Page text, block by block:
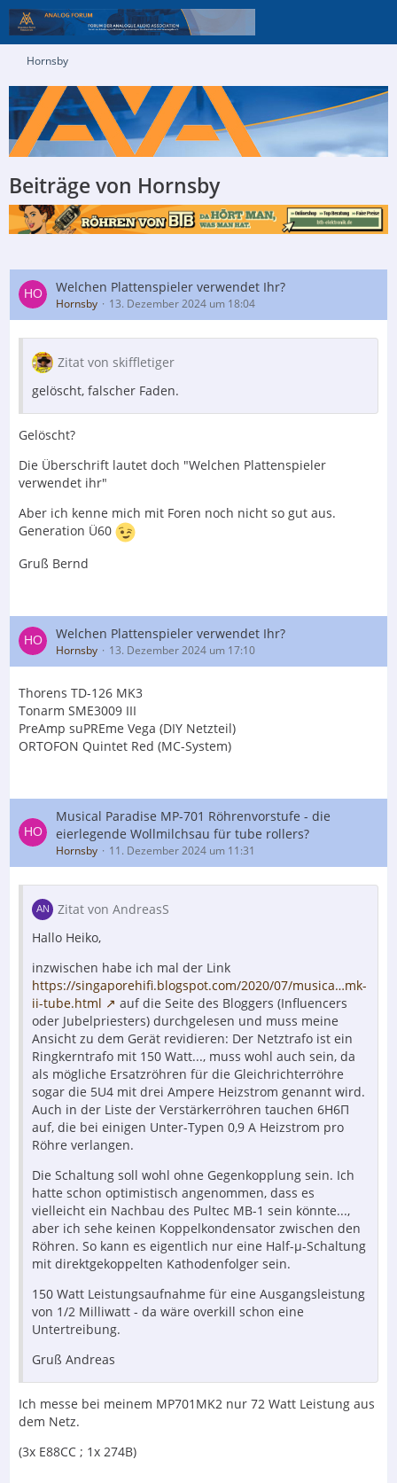
Hornsby
Beiträge von Hornsby
Welchen Plattenspieler verwendet Ihr?
Hornsby 13. Dezember 2024 um 18:04
Zitat von skiffletiger
gelöscht, falscher Faden.
Gelöscht?
Die Überschrift lautet doch "Welchen Plattenspieler
verwendet ihr"
Aber ich kenne mich mit Foren noch nicht so gut aus.
Generation Ü60
Gruß Bernd
Welchen Plattenspieler verwendet Ihr?
Hornsby 13. Dezember 2024 um 17:10
Thorens TD-126 MK3
Tonarm SME3009 III
PreAmp suPREme Vega (DIY Netzteil)
ORTOFON Quintet Red (MC-System)
Musical Paradise MP-701 Röhrenvorstufe - die
eierlegende Wollmilchsau für tube rollers?
Hornsby 11. Dezember 2024 um 11:31
Zitat von AndreasS
Hallo Heiko,
inzwischen habe ich mal der Link
https://singaporehifi.blogspot.com/2020/07/musica…mk-
ii-tube.html
auf die Seite des Bloggers (Influencers
oder Jubelpriesters) durchgelesen und muss meine
Ansicht zu dem Gerät revidieren: Der Netztrafo ist ein
Ringkerntrafo mit 150 Watt..., muss wohl auch sein, da
als mögliche Ersatzröhren für die Gleichrichterröhre
sogar die 5U4 mit drei Ampere Heizstrom genannt wird.
Auch in der Liste der Verstärkerröhren tauchen 6Н6П
auf, die bei einigen Unter-Typen 0,9 A Heizstrom pro
Röhre verlangen.
Die Schaltung soll wohl ohne Gegenkopplung sein. Ich
hatte schon optimistisch angenommen, dass es
vielleicht ein Nachbau des Pultec MB-1 sein könnte...,
aber ich sehe keinen Koppelkondensator zwischen den
Röhren. So kann es eigentlich nur eine Half-µ-Schaltung
mit direktgekoppelten Kathodenfolger sein.
150 Watt Leistungsaufnahme für eine Ausgangsleistung
von 1/2 Milliwatt - da wäre overkill schon eine
Untertreibung.
Gruß Andreas
Ich messe bei meinem MP701MK2 nur 72 Watt Leistung aus
dem Netz.
(3x E88CC ; 1x 274B)